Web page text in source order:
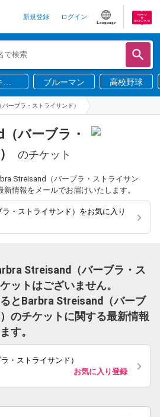
新規登録 ログイン
Language
ニ
ブルーマン 高校野球
バーブラ・ストライサンド）
バーブラ・
のチケット
Streisand（バーブラ・ストライサン
情報をメールでお届けいたします。
・ストライサンド）をお気に入り
Streisand（バーブラ・ス
ットはございません。
とBarbra Streisand（バーブ
のチケットに関する最新情報
す。
・ストライサンド）
お気に入り登録